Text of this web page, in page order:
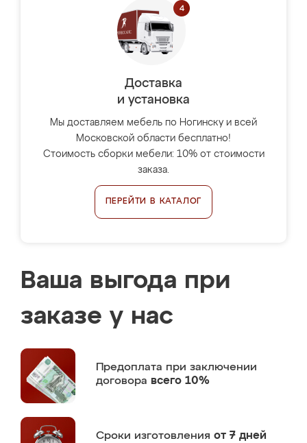
Доставка
и установка
Мы доставляем мебель по Ногинску и всей
Московской области бесплатно!
Стоимость сборки мебели: 10% от стоимости
заказа.
ПЕРЕЙТИ В КАТАЛОГ
Ваша выгода при
заказе у нас
Предоплата при заключении
договора всего 10%
Сроки изготовления от 7 дней